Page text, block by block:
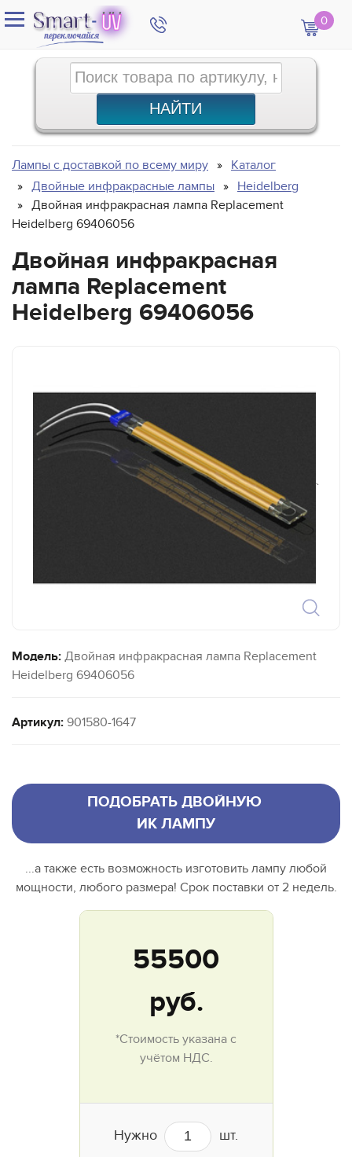
0
Лампы с доставкой по всему миру
Каталог
Двойные инфракрасные лампы
Heidelberg
Двойная инфракрасная лампа Replacement
Heidelberg 69406056
Двойная инфракрасная
лампа Replacement
Heidelberg 69406056
`
Модель: Двойная инфракрасная лампа Replacement
Heidelberg 69406056
Артикул: 901580-1647
ПОДОБРАТЬ ДВОЙНУЮ
ИК ЛАМПУ
...а также есть возможность изготовить лампу любой
мощности, любого размера! Срок поставки от 2 недель.
55500
руб.
*Стоимость указана с
учётом НДС.
Нужно шт.